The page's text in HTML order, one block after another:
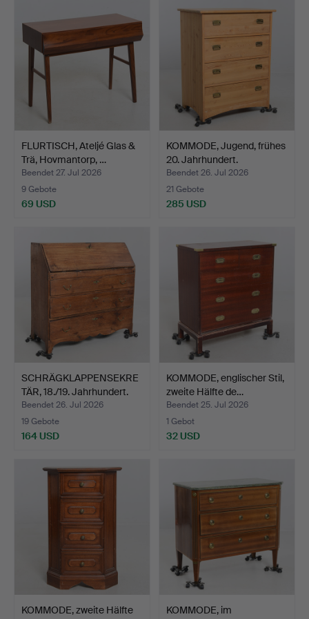
FLURTISCH, Ateljé Glas &
Trä, Hovmantorp, …
Beendet 27. Jul 2026
9 Gebote
69 USD
KOMMODE, Jugend, frühes
20. Jahrhundert.
Beendet 26. Jul 2026
21 Gebote
285 USD
SCHRÄGKLAPPENSEKRE
TÄR, 18./19. Jahrhundert.
Beendet 26. Jul 2026
19 Gebote
164 USD
KOMMODE, englischer Stil,
zweite Hälfte de…
Beendet 25. Jul 2026
1 Gebot
32 USD
KOMMODE, zweite Hälfte
KOMMODE, im